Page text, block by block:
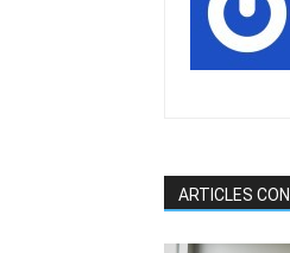
ARTICLES